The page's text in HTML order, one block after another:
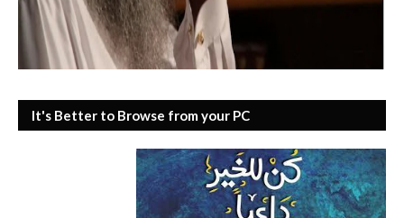
It's Better to Browse from your PC